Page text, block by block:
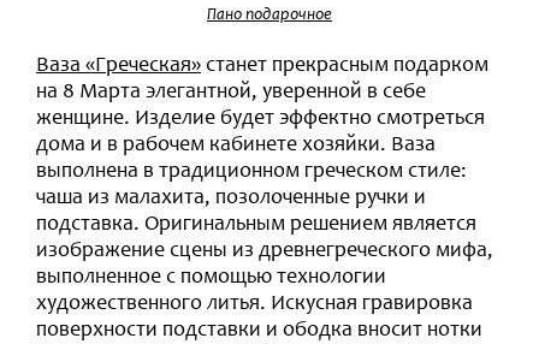
Пано подарочное
Ваза «Греческая» станет прекрасным подарком
на 8 Марта элегантной, уверенной в себе
женщине. Изделие будет эффектно смотреться
дома и в рабочем кабинете хозяйки. Ваза
выполнена в традиционном греческом стиле:
чаша из малахита, позолоченные ручки и
подставка. Оригинальным решением является
изображение сцены из древнегреческого мифа,
выполненное с помощью технологии
художественного литья. Искусная гравировка
поверхности подставки и ободка вносит нотки